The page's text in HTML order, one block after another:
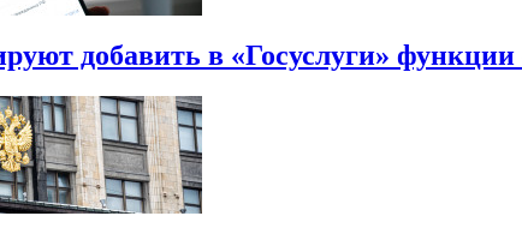
добавить в «Госуслуги» функции